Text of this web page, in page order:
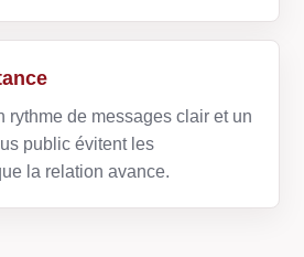
rythme de messages clair et un
public évitent les
la relation avance.